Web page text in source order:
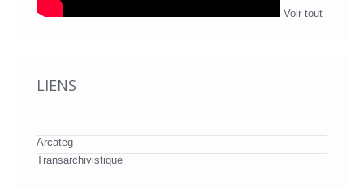
Voir tout
LIENS
Arcateg
Transarchivistique